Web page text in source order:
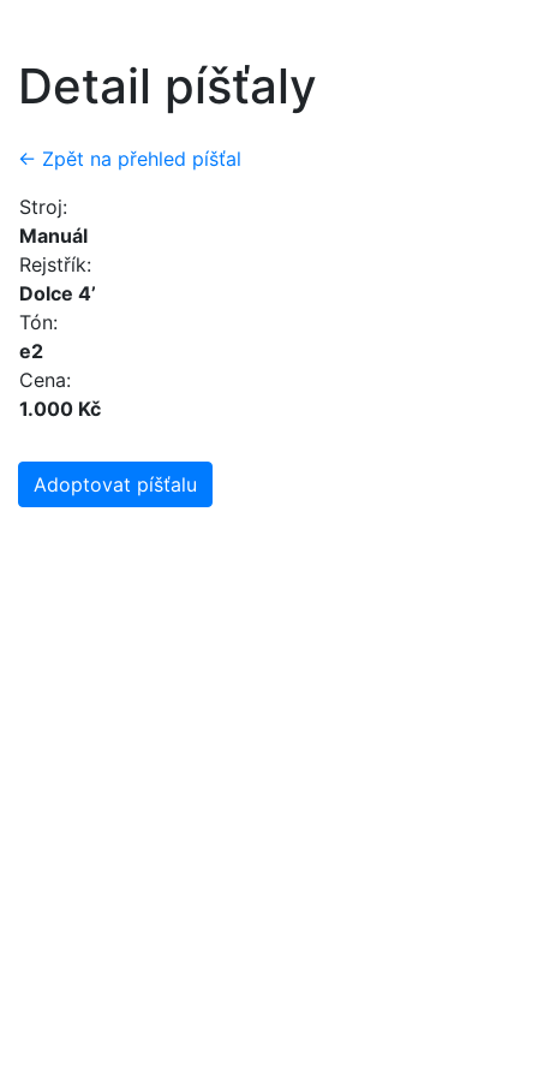
Detail píšťaly
← Zpět na přehled píšťal
Stroj:
Manuál
Rejstřík:
Dolce 4’
Tón:
e2
Cena:
1.000 Kč
Adoptovat píšťalu